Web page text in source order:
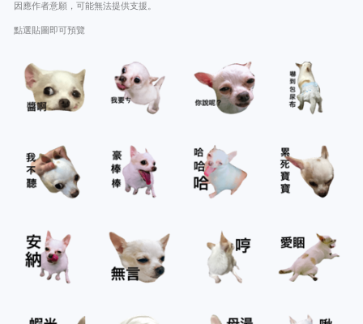
因應作者意願，可能無法提供支援。
點選貼圖即可預覽